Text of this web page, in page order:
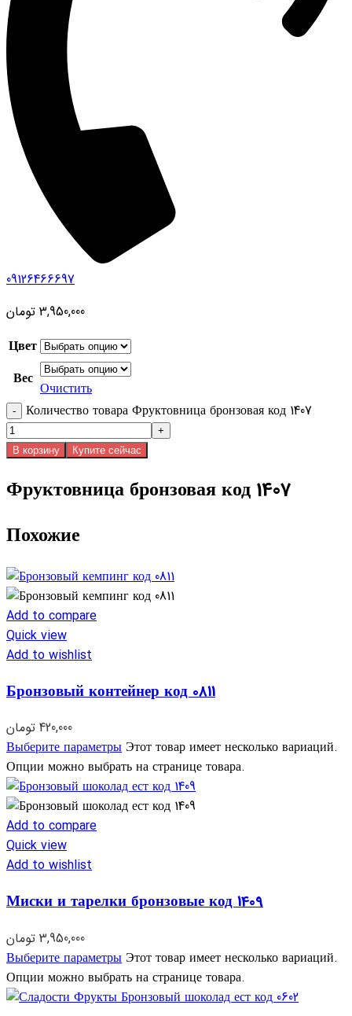
09126466697
3,950,000 تومان
Цвет
Вес
Очистить
Количество товара Фруктовница бронзовая код 1407
В корзину Купите сейчас
Фруктовница бронзовая код 1407
Похожие
Add to compare
Quick view
Add to wishlist
Бронзовый контейнер код 0811
420,000 تومان
Выберите параметры Этот товар имеет несколько вариаций.
Опции можно выбрать на странице товара.
Add to compare
Quick view
Add to wishlist
Миски и тарелки бронзовые код 1409
3,950,000 تومان
Выберите параметры Этот товар имеет несколько вариаций.
Опции можно выбрать на странице товара.